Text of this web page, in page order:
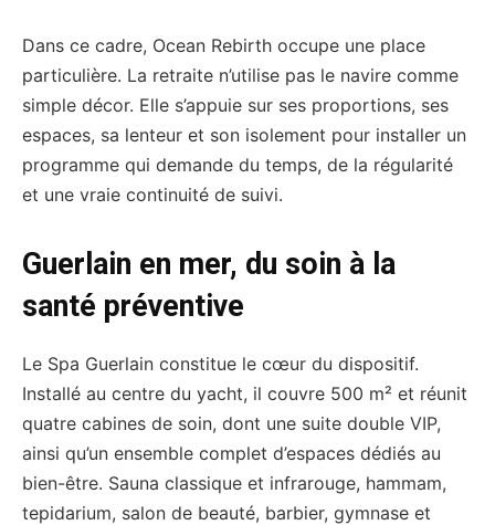
Dans ce cadre, Ocean Rebirth occupe une place
particulière. La retraite n’utilise pas le navire comme
simple décor. Elle s’appuie sur ses proportions, ses
espaces, sa lenteur et son isolement pour installer un
programme qui demande du temps, de la régularité
et une vraie continuité de suivi.
Guerlain en mer, du soin à la
santé préventive
Le Spa Guerlain constitue le cœur du dispositif.
Installé au centre du yacht, il couvre 500 m² et réunit
quatre cabines de soin, dont une suite double VIP,
ainsi qu’un ensemble complet d’espaces dédiés au
bien-être. Sauna classique et infrarouge, hammam,
tepidarium, salon de beauté, barbier, gymnase et